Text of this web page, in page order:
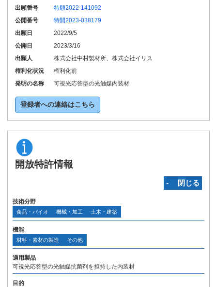
出願番号
特願2022-141092
公開番号
特開2023-038179
出願日
2022/9/5
公開日
2023/3/16
出願人
株式会社中村製材所、株式会社イリス
権利化状況
権利化前
発明の名称
可視光応答型の光触媒内装材
登録者への連絡はこちら
開放特許情報
‐ 閉じる
技術分野
食品・バイオ 機械・加工 土木・建築
機能
材料・素材の製造 その他
適用製品
可視光応答型の光触媒抗菌剤を担持した内装材
目的